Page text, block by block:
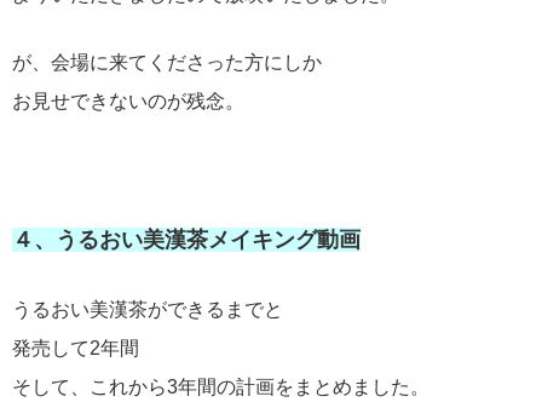
が、会場に来てくださった方にしか
お見せできないのが残念。
４、うるおい美漢茶メイキング動画
うるおい美漢茶ができるまでと
発売して2年間
そして、これから3年間の計画をまとめました。